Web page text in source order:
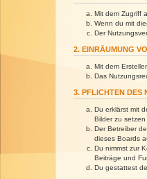
Mit dem Zugriff
Wenn du mit
Der
2. EINRÄUMUNG
Mit dem
Das
3. PFLICHTEN DES
Du erklärst mit
Bilder zu setzen
Der Betreiber
dieses Boards
Du nimmst zur
Beiträge und
Du gestattest